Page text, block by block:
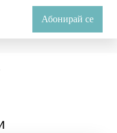
Абонирай се